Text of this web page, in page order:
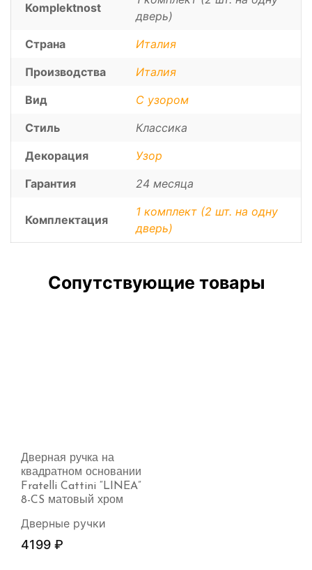
Komplektnost
дверь)
Страна
Италия
Производства
Италия
Вид
С узором
Стиль
Классика
Декорация
Узор
Гарантия
24 месяца
Комплектация
1 комплект (2 шт. на одну
дверь)
Сопутствующие товары
Дверная ручка на
квадратном основании
Fratelli Cattini “LINEA”
8-CS матовый хром
Дверные ручки
4199 ₽